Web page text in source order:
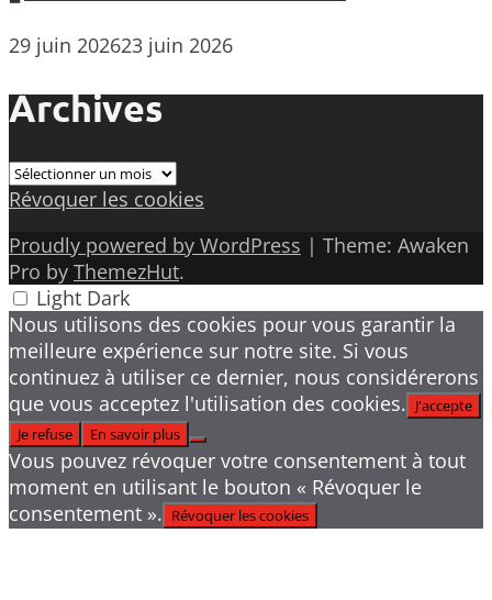
29 juin 202623 juin 2026
Archives
Archives
Révoquer les cookies
Proudly powered by WordPress | Theme: Awaken
Pro by ThemezHut.
Light Dark
Nous utilisons des cookies pour vous garantir la
meilleure expérience sur notre site. Si vous
continuez à utiliser ce dernier, nous considérerons
que vous acceptez l'utilisation des cookies. J'accepte
Je refuse
En savoir plus
Vous pouvez révoquer votre consentement à tout
moment en utilisant le bouton « Révoquer le
consentement ». Révoquer les cookies